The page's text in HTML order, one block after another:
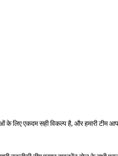
के लिए एकदम सही विकल्प है, और हमारी टीम